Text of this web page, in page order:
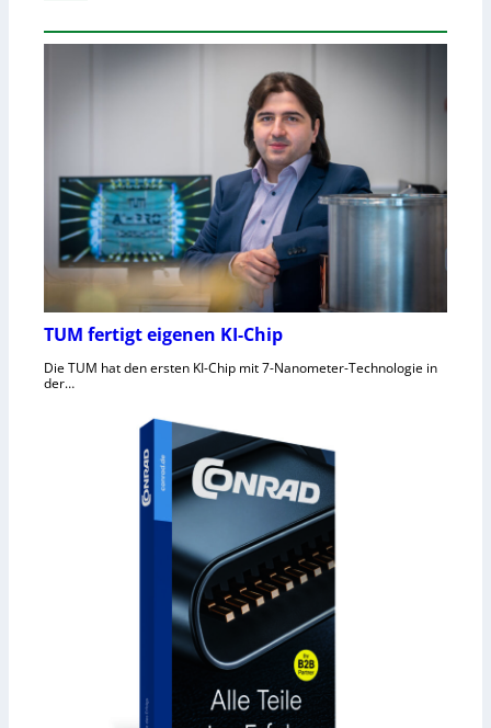
TUM fertigt eigenen KI-Chip
Die TUM hat den ersten KI-Chip mit 7-Nanometer-Technologie in
der…